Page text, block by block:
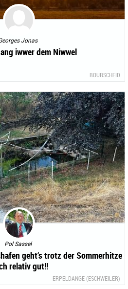
Jonas
iwwer dem Niwwel
BOURSCHEID
Pol Sassel
geht‘s trotz der Sommerhitze
relativ gut!!
ERPELDANGE (ESCHWEILER)